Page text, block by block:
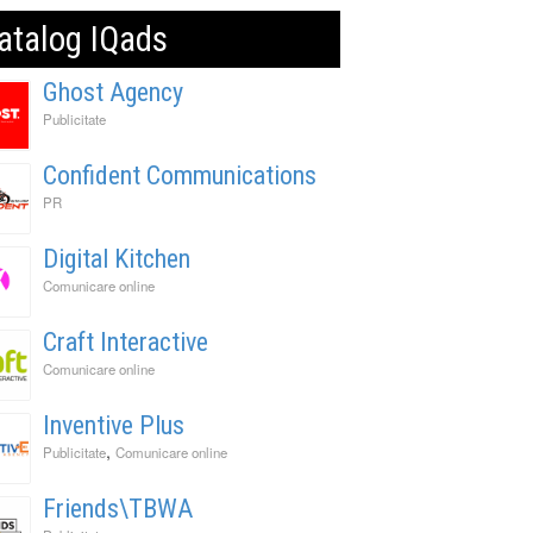
IQads
Ghost Agency
Publicitate
Confident Communications
PR
Digital Kitchen
Comunicare online
Craft Interactive
Comunicare online
Inventive Plus
Publicitate, Comunicare online
Friends\TBWA